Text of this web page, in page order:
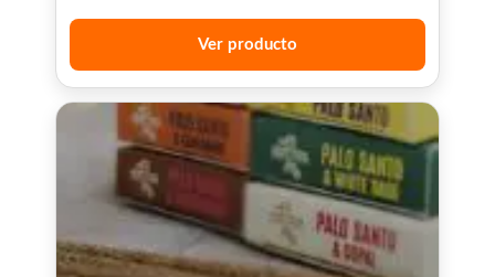
Ver producto